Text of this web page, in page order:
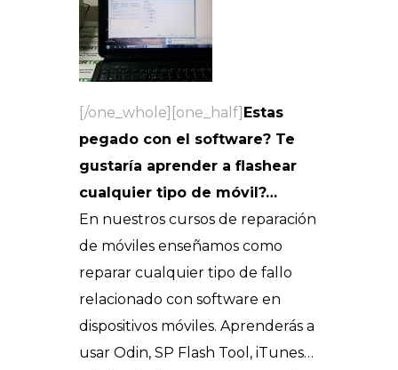
[/one_whole][one_half] Estas
pegado con el software? Te
gustaría aprender a flashear
cualquier tipo de móvil?…
En nuestros cursos de reparación
de móviles enseñamos como
reparar cualquier tipo de fallo
relacionado con software en
dispositivos móviles. Aprenderás a
usar Odin, SP Flash Tool, iTunes…